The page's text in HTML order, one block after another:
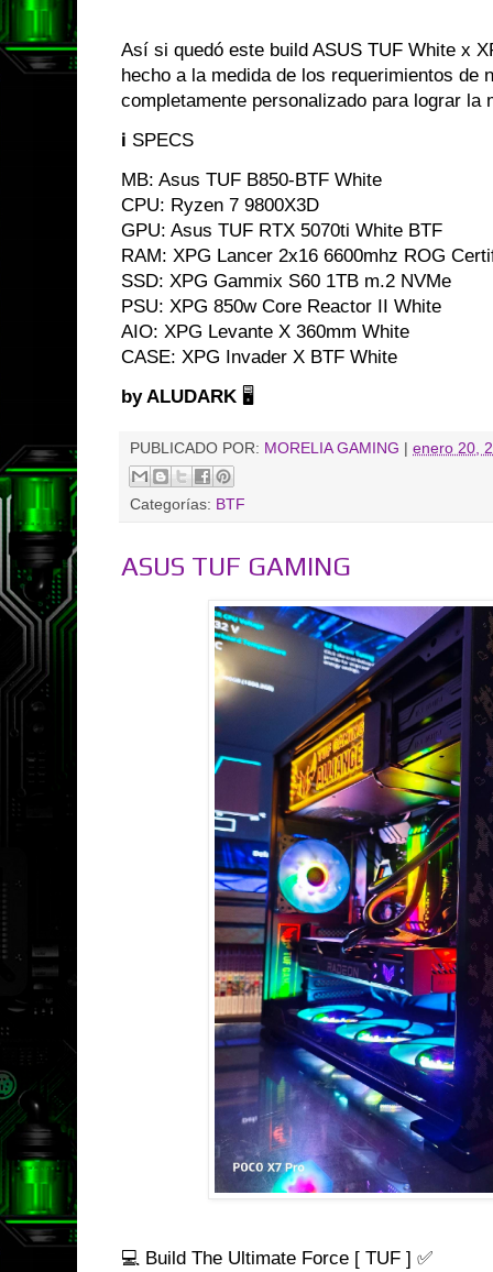
Así si quedó este build ASUS TUF White x
hecho a la medida de los requerimientos de
completamente personalizado para lograr la
ℹ️ SPECS
MB: Asus TUF B850-BTF White
CPU: Ryzen 7 9800X3D
GPU: Asus TUF RTX 5070ti White BTF
RAM: XPG Lancer 2x16 6600mhz ROG
SSD: XPG Gammix S60 1TB m.2 NVMe
PSU: XPG 850w Core Reactor II White
AIO: XPG Levante X 360mm White
CASE: XPG Invader X BTF White
by ALUDARK 🖥️
PUBLICADO POR: MORELIA GAMING enero 20,
Categorías: BTF
ASUS TUF GAMING
💻 Build The Ultimate Force [ TUF ] ✅